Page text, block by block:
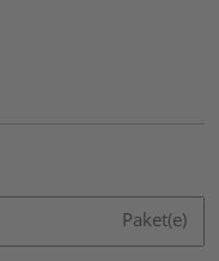
Paket(e)